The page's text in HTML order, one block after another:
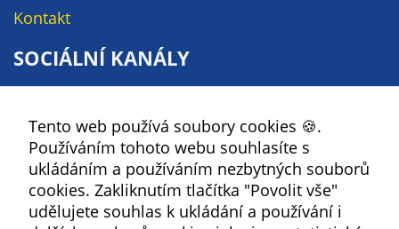
Kontakt
SOCIÁLNÍ KANÁLY
YouTube
Instagram
RSS
Tento web používá soubory cookies 🍪.
Používáním tohoto webu souhlasíte s
ukládáním a používáním nezbytných souborů
cookies. Zakliknutím tlačítka "Povolit vše"
udělujete souhlas k ukládání a používání i
souhrnně, bez
identifikátorů,
které ukazují
na konkrétní
uživatelé
našeho webu.